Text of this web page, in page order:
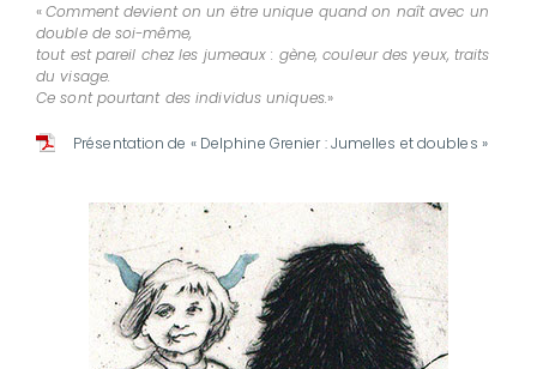
«Comment devient on un ëtre unique quand on naît avec un
double de soi-même,
tout est pareil chez les jumeaux : gène, couleur des yeux, traits
du visage.
Ce sont pourtant des individus uniques.»
Présentation de « Delphine Grenier : Jumelles et doubles »